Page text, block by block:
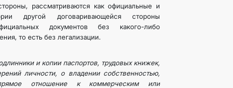
рассматриваются как официальные и
другой договаривающейся стороны
документов без какого-либо
то есть без легализации.
и копии паспортов, трудовых книжек,
личности, о владении собственностью,
отношение к коммерческим или